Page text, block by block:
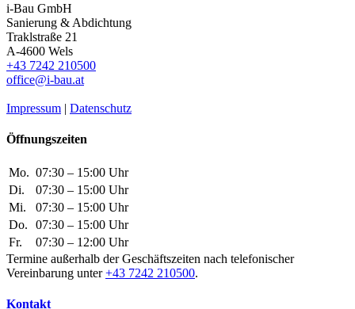
i-Bau GmbH
Sanierung & Abdichtung
Traklstraße 21
A-4600 Wels
+43 7242 210500
office@i-bau.at
Impressum | Datenschutz
Öffnungszeiten
Mo. 07:30 – 15:00 Uhr
Di.
07:30 – 15:00 Uhr
Mi.
07:30 – 15:00 Uhr
Do.
07:30 – 15:00 Uhr
Fr.
07:30 – 12:00 Uhr
Termine außerhalb der Geschäftszeiten nach telefonischer
Vereinbarung unter+43 7242 210500.
Kontakt